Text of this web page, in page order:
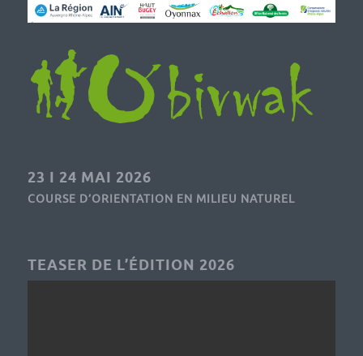
23 I 24 MAI 2026
COURSE D’ORIENTATION EN MILIEU NATUREL
TEASER DE L’ÉDITION 2026